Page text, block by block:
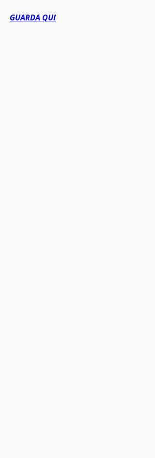
GUARDA QUI